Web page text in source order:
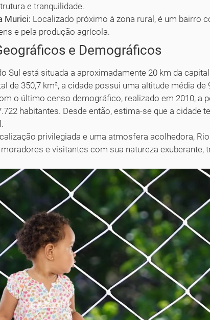
e tranquilidade.
Murici: Localizado próximo à zona rural, é um bairro
e pela produção agrícola.
e Demográficos
Sul está situada a aproximadamente 20 km da
de 350,7 km², a cidade possui uma altitude média de
o último censo demográfico, realizado em 2010, a
habitantes. Desde então, estima-se que a cidade
privilegiada e uma atmosfera acolhedora,
e visitantes com sua natureza exuberante,